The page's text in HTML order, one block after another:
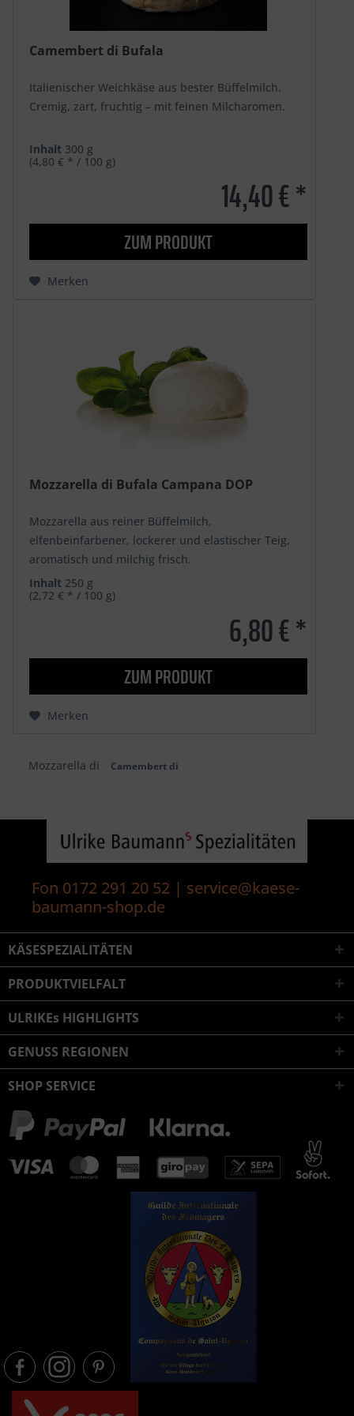
Camembert di Bufala
Italienischer Weichkäse aus bester Büffelmilch.
Cremig, zart, fruchtig – mit feinen Milcharomen.
Inhalt 300 g
(4,80 € * / 100 g)
14,40 € *
ZUM PRODUKT
Merken
Mozzarella di Bufala Campana DOP
Mozzarella aus reiner Büffelmilch,
elfenbeinfarbener, lockerer und elastischer Teig,
aromatisch und milchig frisch.
Inhalt 250 g
(2,72 € * / 100 g)
6,80 € *
ZUM PRODUKT
Merken
Mozzarella di Camembert di
Fon 0172 291 20 52 | service@kaese-
baumann-shop.de
KÄSESPEZIALITÄTEN
PRODUKTVIELFALT
ULRIKEs HIGHLIGHTS
GENUSS REGIONEN
SHOP SERVICE